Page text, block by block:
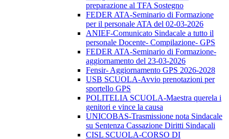
preparazione al TFA Sostegno
FEDER ATA-Seminario di Formazione
per il personale ATA del 02-03-2026
ANIEF-Comunicato Sindacale a tutto il
personale Docente- Compilazione- GPS
FEDER ATA-Seminario di Formazione-
aggiornamento del 23-03-2026
Fensir- Aggiornamento GPS 2026-2028
USB SCUOLA-Avvio prenotazioni per
sportello GPS
POLITELIA SCUOLA-Maestra querela i
genitori e vince la causa
UNICOBAS-Trasmissione nota Sindacale
su Sentenza Cassazione Diritti Sindacali
CISL SCUOLA-CORSO DI